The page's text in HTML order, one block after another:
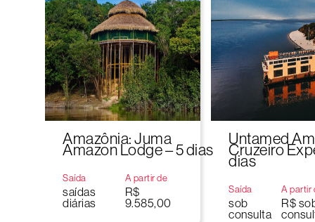
Amazônia: Juma
Amazon Lodge – 5 dias
Saída
saídas
diárias
A partir de
R$
9.585,00
Untamed
Cruzeiro
dias
Saída
sob
consulta
A partir
R$